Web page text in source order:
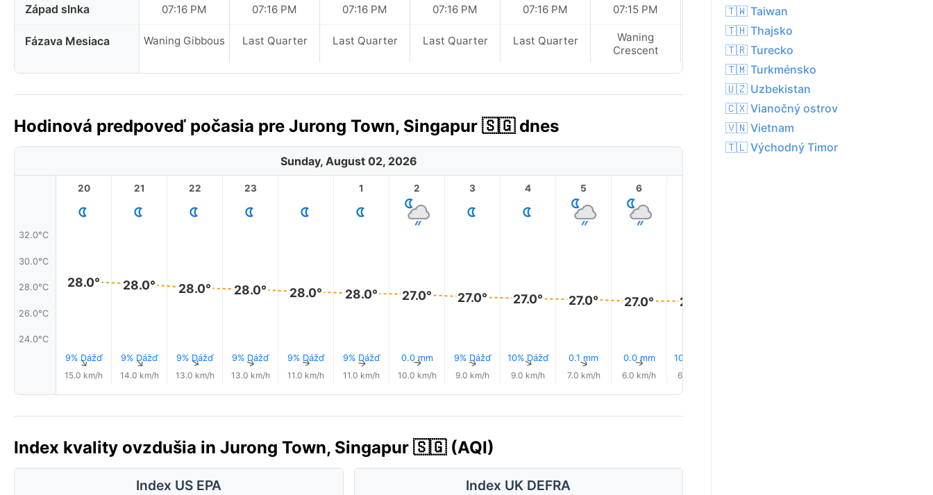
Západ slnka
Fázava Mesiaca
07:16 PM
Waning Gibbous
07:16 PM
Last Quarter
07:16 PM
Last Quarter
07:16 PM
Last Quarter
07:16 PM
Last Quarter
07:15 PM
Waning
Crescent
07:15 PM
Waning
Crescent
Hodinová predpoveď počasia pre Jurong Town, Singapur 🇸🇬 dnes
Sunday, August 02, 2026
32.0°C
30.0°C
28.0°C
26.0°C
24.0°C
20
28.0°
9% Dážď
↑
15.0 km/h
21
28.0°
9% Dážď
↑
14.0 km/h
22
28.0°
9% Dážď
↑
13.0 km/h
23
28.0°
9% Dážď
↑
13.0 km/h
28.0°
9% Dážď
↑
11.0 km/h
1
28.0°
9% Dážď
↑
11.0 km/h
2
27.0°
0.0 mm
↑
10.0 km/h
3
27.0°
9% Dážď
↑
9.0 km/h
4
27.0°
10% Dážď
↑
9.0 km/h
5
27.0°
0.1 mm
↑
7.0 km/h
6
27.0°
0.0 mm
↑
6.0 km/h
27.0°
10% Dážď
6.0 km/h
Index kvality ovzdušia in Jurong Town, Singapur 🇸🇬 (AQI)
Index US EPA Index UK DEFRA
🇹🇼 Taiwan
🇹🇭 Thajsko
🇹🇷 Turecko
🇹🇲 Turkménsko
🇺🇿 Uzbekistan
🇨🇽 Vianočný ostrov
🇻🇳 Vietnam
🇹🇱 Východný Timor